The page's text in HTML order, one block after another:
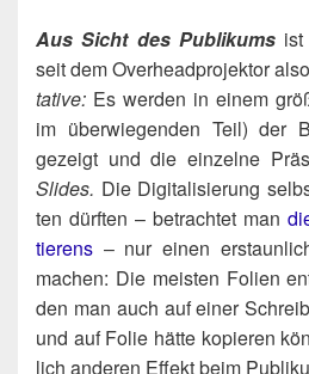
Aus Sicht des Publi­kumsist
seit dem Over­head­pro­jek­tor
ta­ti­ve: Es wer­den in einem
im über­wie­gen­den Teil) der
gezeigt und die ein­zel­ne
Slides. Die Digi­ta­li­sie­rung
ten dürf­ten – betrach­tet man
tie­rens – nur einen
machen: Die meis­ten Foli­en
den man auch auf einer
und auf Folie hät­te kopie­ren
lich ande­ren Effekt beim